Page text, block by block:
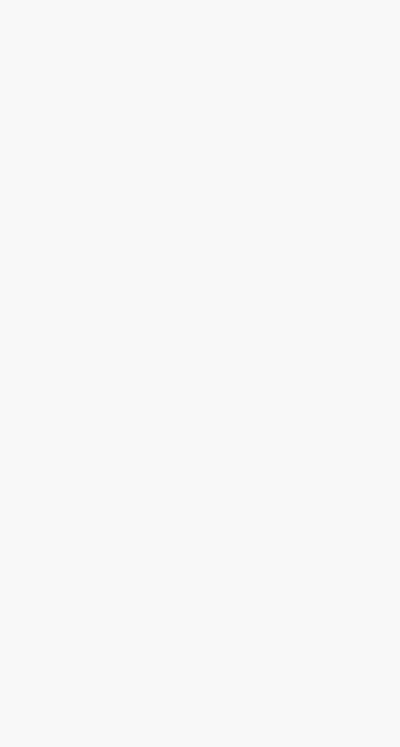
DEZA und einem
Al-Kateab, ein
2020 in Tokyo
des Stromnetzes
Waad erzählt eingangs
Syrien verlassen
die Situation weiblichen
diesen Dokumentarfilm
Jolie taucht ebenfalls
in Zukunft ermöglichen,
Workshops und
als Berichterstatterin im
mit einer packenden
Storytellings hervorhob.
die Ziele dieses dreitätigen
kann ich humanitäre
war
und einer
Humanitären Hilfe